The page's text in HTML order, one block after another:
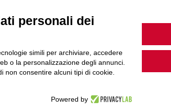
video, storie e webinar.
personali dei
simili per archiviare, accedere
o la personalizzazione degli annunci.
non consentire alcuni tipi di cookie.
Powered by